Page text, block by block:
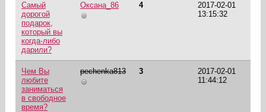
Самый
дорогой
подарок,
который вы
когда-либо
дарили?
Оксана_86 4
2017-02-01
13:15:32
Чем Вы
любите
заниматься
в свободное
время?
pechenka813 3
2017-02-01
11:44:12